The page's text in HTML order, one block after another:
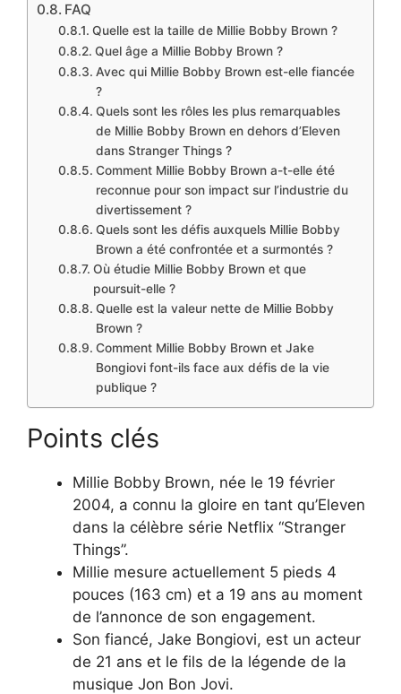
FAQ
Quelle est la taille de Millie Bobby Brown ?
Quel âge a Millie Bobby Brown ?
Avec qui Millie Bobby Brown est-elle fiancée
?
Quels sont les rôles les plus remarquables
de Millie Bobby Brown en dehors d’Eleven
dans Stranger Things ?
Comment Millie Bobby Brown a-t-elle été
reconnue pour son impact sur l’industrie du
divertissement ?
Quels sont les défis auxquels Millie Bobby
Brown a été confrontée et a surmontés ?
Où étudie Millie Bobby Brown et que
poursuit-elle ?
Quelle est la valeur nette de Millie Bobby
Brown ?
Comment Millie Bobby Brown et Jake
Bongiovi font-ils face aux défis de la vie
publique ?
Points clés
Millie Bobby Brown, née le 19 février
2004, a connu la gloire en tant qu’Eleven
dans la célèbre série Netflix “Stranger
Things”.
Millie mesure actuellement 5 pieds 4
pouces (163 cm) et a 19 ans au moment
de l’annonce de son engagement.
Son fiancé, Jake Bongiovi, est un acteur
de 21 ans et le fils de la légende de la
musique Jon Bon Jovi.